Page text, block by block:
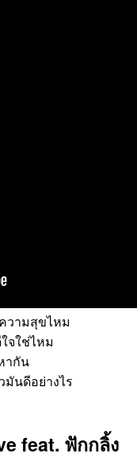
วามสุขไหม
จใช่ไหม
ากัน
นดีอย่างไร
feat. ฟักกลิ้ง